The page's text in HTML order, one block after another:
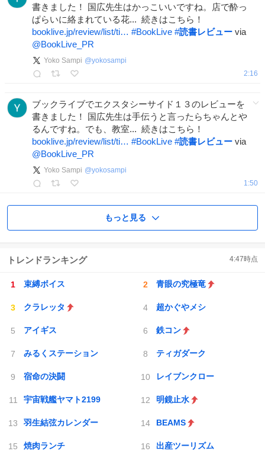
書きました！ 国広先生はかっこいいですね。店で酔っ
ぱらいに絡まれている花... 続きはこちら！
booklive.jp/review/list/ti… #BookLive #読書レビュー via
@BookLive_PR
Yoko Sampi @yokosampi
2:16
ブックライブでエクスタシーサイド１３のレビューを
書きました！ 国広先生は手伝うと言ったらちゃんとや
るんですね。でも、教室... 続きはこちら！
booklive.jp/review/list/ti… #BookLive #読書レビュー via
@BookLive_PR
Yoko Sampi @yokosampi
1:50
もっと見る
トレンドランキング 4:47時点
束縛ボイス 青眼の究極竜
クラレッタ 超かぐやメシ
アイギス 鉄コン
みるくステーション ティガダーク
宿命の決闘 レイブンクロー
宇宙戦艦ヤマト2199 明鏡止水
羽生結弦カレンダー BEAMS
焼肉ランチ 出産ツーリズム